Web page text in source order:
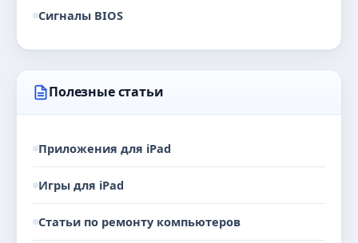
Сигналы BIOS
Полезные статьи
Приложения для iPad
Игры для iPad
Статьи по ремонту компьютеров